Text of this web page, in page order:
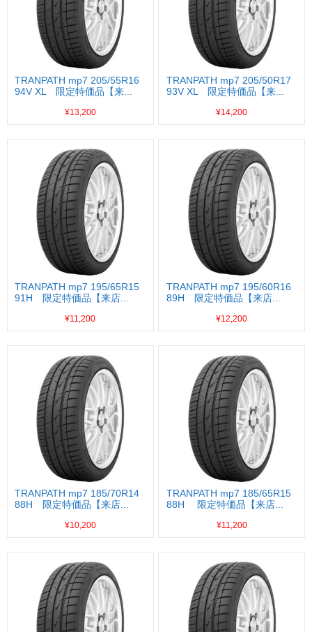
TRANPATH mp7 205/55R16
94V XL 限定特価品【来...
¥13,200
TRANPATH mp7 205/50R17
93V XL 限定特価品【来...
¥14,200
TRANPATH mp7 195/65R15
91H 限定特価品【来店...
¥11,200
TRANPATH mp7 195/60R16
89H 限定特価品【来店...
¥12,200
TRANPATH mp7 185/70R14
88H 限定特価品【来店...
¥10,200
TRANPATH mp7 185/65R15
88H 限定特価品【来店...
¥11,200